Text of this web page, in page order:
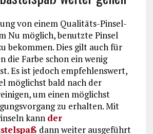
von einem Qualitäts-Pinsel-
Nu möglich, benutzte Pinsel
bekommen. Dies gilt auch für
die Farbe schon ein wenig
Es ist jedoch empfehlenswert,
möglichst bald nach der
um einen möglichst
zu erhalten. Mit
kann der
dann weiter ausgeführt